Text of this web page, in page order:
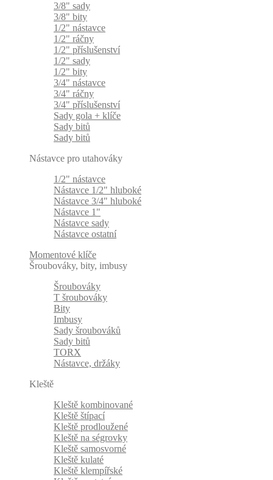
3/8" sady
3/8" bity
1/2" nástavce
1/2" ráčny
1/2" příslušenství
1/2" sady
1/2" bity
3/4" nástavce
3/4" ráčny
3/4" příslušenství
Sady gola + klíče
Sady bitů
Sady bitů
Nástavce pro utahováky
1/2" nástavce
Nástavce 1/2" hluboké
Nástavce 3/4" hluboké
Nástavce 1"
Nástavce sady
Nástavce ostatní
Momentové klíče
Šroubováky, bity, imbusy
Šroubováky
T šroubováky
Bity
Imbusy
Sady šroubováků
Sady bitů
TORX
Nástavce, držáky
Kleště
Kleště kombinované
Kleště štípací
Kleště prodloužené
Kleště na ségrovky
Kleště samosvorné
Kleště kulaté
Kleště klempířské